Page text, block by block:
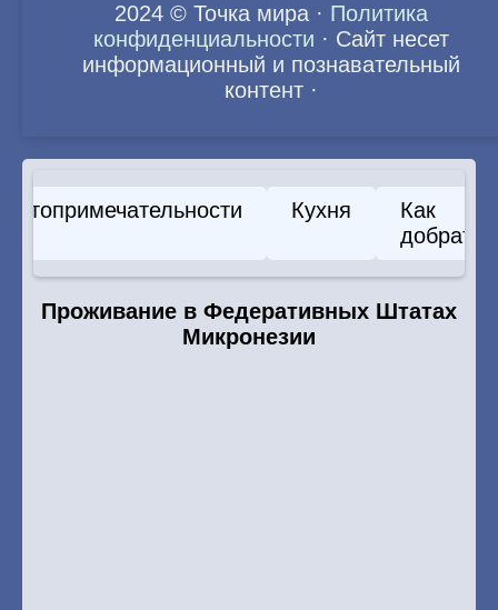
2024 © Точка мира · Политика
конфиденциальности · Сайт несет
информационный и познавательный
контент ·
Кухня
Как
Проживание в Федеративных Штатах
Микронезии